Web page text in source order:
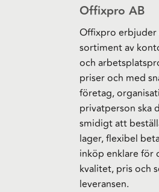
Offixpro AB
Offixpro
sortiment av
och
priser och med
företag,
privatperson ska
smidigt att
lager, flexibel
inköp enklare för
kvalitet, pris och
leveransen.